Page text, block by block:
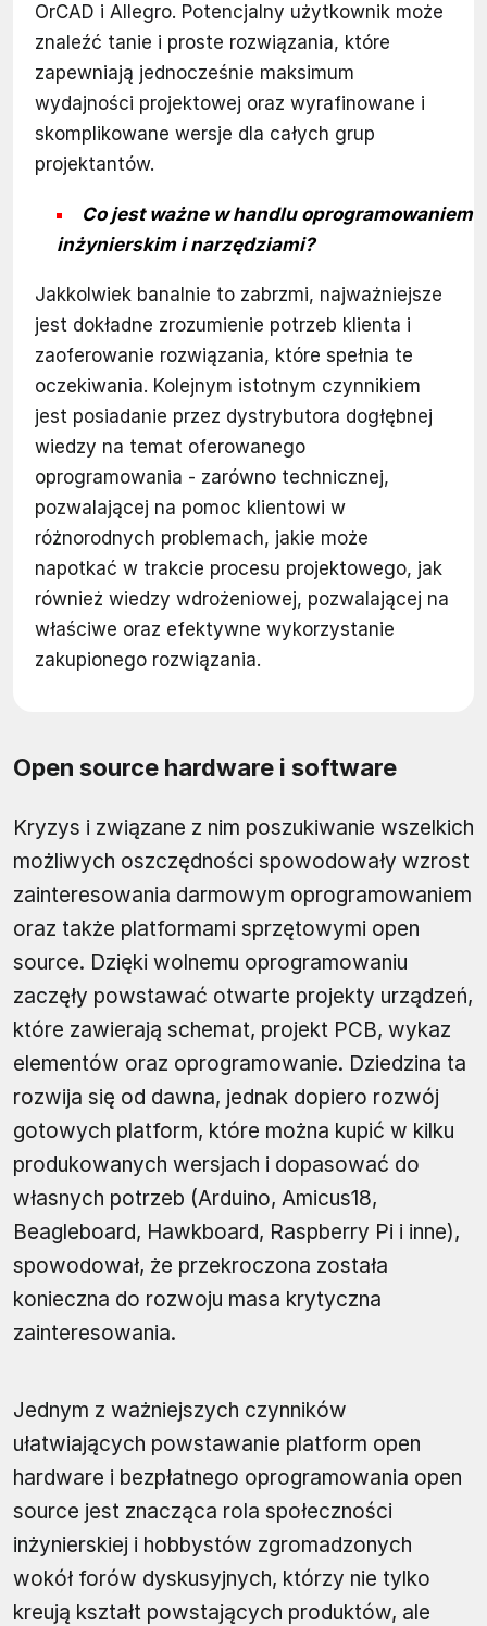
OrCAD i Allegro. Potencjalny użytkownik może
znaleźć tanie i proste rozwiązania, które
zapewniają jednocześnie maksimum
wydajności projektowej oraz wyrafinowane i
skomplikowane wersje dla całych grup
projektantów.
Co jest ważne w handlu oprogramowaniem
inżynierskim i narzędziami?
Jakkolwiek banalnie to zabrzmi, najważniejsze
jest dokładne zrozumienie potrzeb klienta i
zaoferowanie rozwiązania, które spełnia te
oczekiwania. Kolejnym istotnym czynnikiem
jest posiadanie przez dystrybutora dogłębnej
wiedzy na temat oferowanego
oprogramowania - zarówno technicznej,
pozwalającej na pomoc klientowi w
różnorodnych problemach, jakie może
napotkać w trakcie procesu projektowego, jak
również wiedzy wdrożeniowej, pozwalającej na
właściwe oraz efektywne wykorzystanie
zakupionego rozwiązania.
Open source hardware i software
Kryzys i związane z nim poszukiwanie wszelkich
możliwych oszczędności spowodowały wzrost
zainteresowania darmowym oprogramowaniem
oraz także platformami sprzętowymi open
source. Dzięki wolnemu oprogramowaniu
zaczęły powstawać otwarte projekty urządzeń,
które zawierają schemat, projekt PCB, wykaz
elementów oraz oprogramowanie. Dziedzina ta
rozwija się od dawna, jednak dopiero rozwój
gotowych platform, które można kupić w kilku
produkowanych wersjach i dopasować do
własnych potrzeb (Arduino, Amicus18,
Beagleboard, Hawkboard, Raspberry Pi i inne),
spowodował, że przekroczona została
konieczna do rozwoju masa krytyczna
zainteresowania.
Jednym z ważniejszych czynników
ułatwiających powstawanie platform open
hardware i bezpłatnego oprogramowania open
source jest znacząca rola społeczności
inżynierskiej i hobbystów zgromadzonych
wokół forów dyskusyjnych, którzy nie tylko
kreują kształt powstających produktów, ale